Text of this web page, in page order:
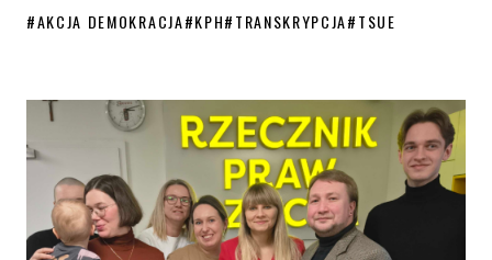
#AKCJA DEMOKRACJA#KPH#TRANSKRYPCJA#TSUE